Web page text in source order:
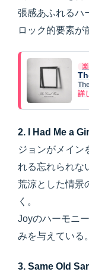
張感あふれるハ
ロック的要素が
詳
2. I Had Me a Girl
ジョンがメイン
れる忘れられな
荒涼とした情景
く。
Joyのハーモニ
みを与えている。
3. Same Old